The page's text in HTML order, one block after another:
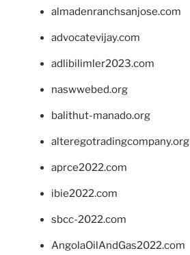
almadenranchsanjose.com
advocatevijay.com
adlibilimler2023.com
naswwebed.org
balithut-manado.org
alteregotradingcompany.org
aprce2022.com
ibie2022.com
sbcc-2022.com
AngolaOilAndGas2022.com